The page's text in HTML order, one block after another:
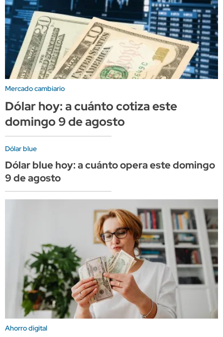
Mercado cambiario
Dólar hoy: a cuánto cotiza este
domingo 9 de agosto
Dólar blue
Dólar blue hoy: a cuánto opera este domingo
9 de agosto
Ahorro digital